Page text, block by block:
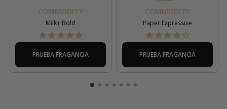
COMMODITY
Milk+ Bold
PRUEBA FRAGANCIA
COMMODITY
Paper Expressive
PRUEBA FRAGANCIA